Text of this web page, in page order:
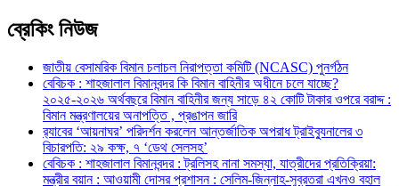
ব্রেকিং নিউজ
জাতীয় বেসামরিক বিমান চলাচল নিরাপত্তা কমিটি (NCASC) পুনর্গঠন
বেবিচক : শাহজালাল বিমানবন্দর কি বিমান বাহিনীর অধীনে চলে যাচ্ছে?
২০২৫-২০২৬ অর্থবছরে বিমান বাহিনীর জন্য সাড়ে ৪২ কোটি টাকার ওপরে বরাদ্দ :
বিমান মন্ত্রণালয়ের অনাপত্তি , প্রঙাপন জারি
র‍্যাবের ‘আয়নাঘর’ পরিদর্শন করলেন আন্তর্জাতিক অপরাধ ট্রাইব্যুনালের ৩
বিচারপতি: ২৯ কক্ষ, ৭ ‘ডেথ সেলসহ’
বেবিচক : শাহজালাল বিমানবন্দর : ট্রলিসহ নানা সমস্যা, যাত্রীদের প্রতিক্রিয়া:
মন্ত্রীর বয়ান : আওয়ামী দোসর প্রশাসন : সেলিম-জিন্নাহ-সুব্রতরা এখনও বহাল